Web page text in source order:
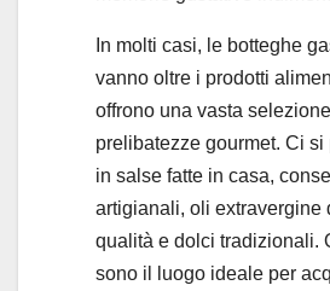
In molti casi, le botteghe
vanno oltre i prodotti
offrono una vasta
prelibatezze gourmet. Ci si
in salse fatte in casa,
artigianali, oli extravergine
qualità e dolci tradizionali.
sono il luogo ideale per